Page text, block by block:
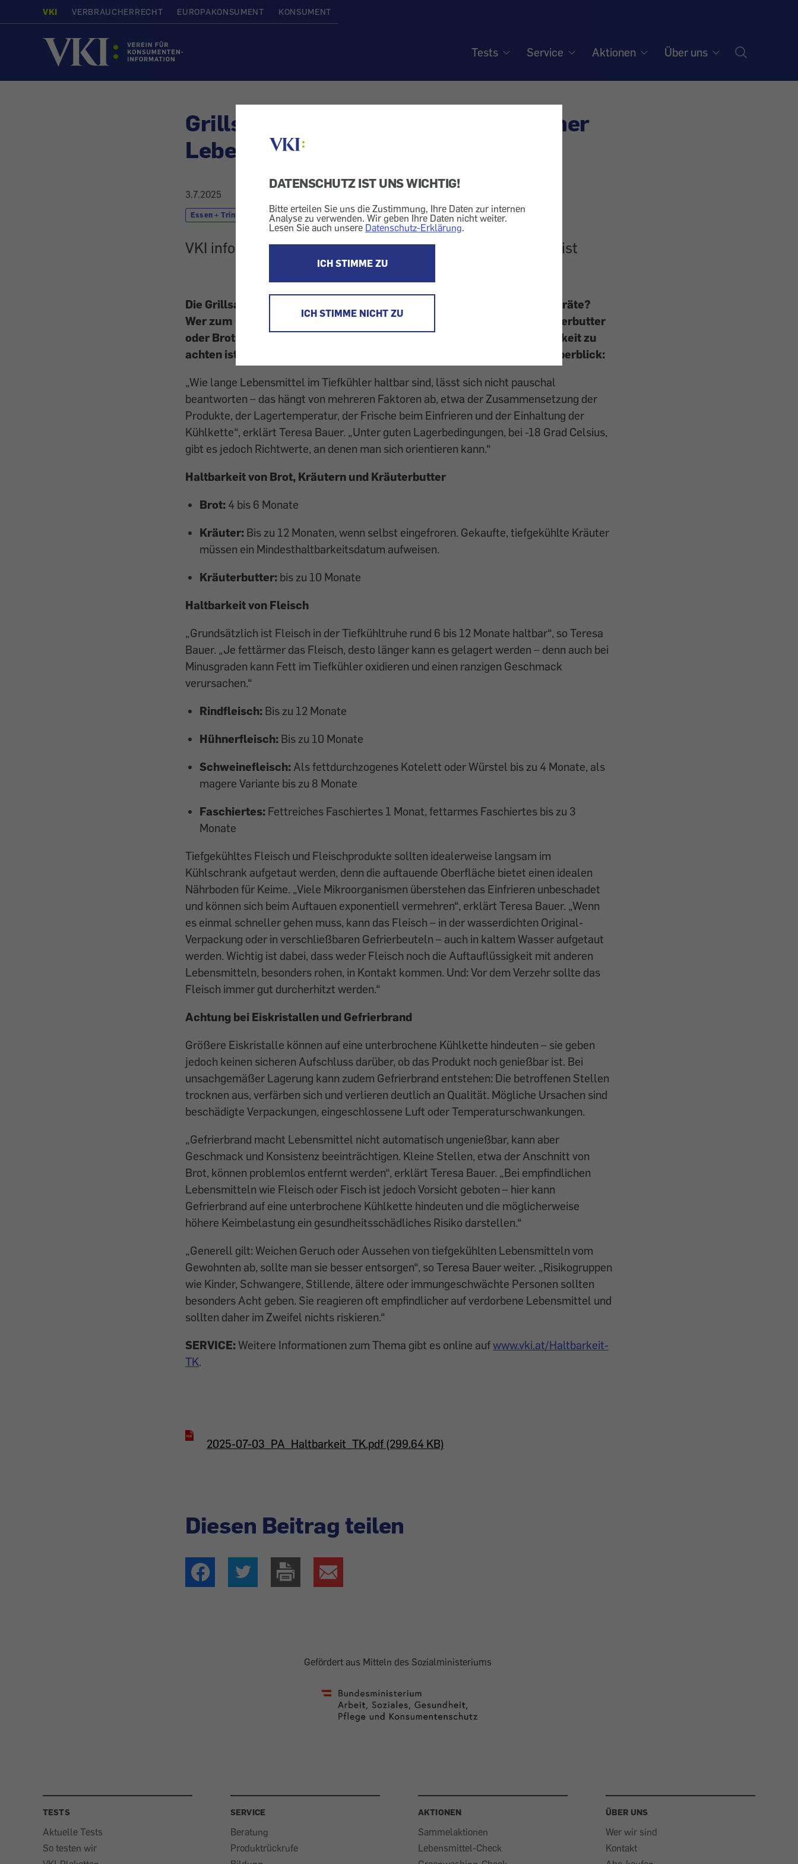
DATENSCHUTZ IST UNS WICHTIG!
Bitte erteilen Sie uns die Zustimmung, Ihre Daten zur internen
Analyse zu verwenden. Wir geben Ihre Daten nicht weiter.
Lesen Sie auch unsere Datenschutz-Erklärung.
ICH STIMME ZU
ICH STIMME NICHT ZU
VKI VERBRAUCHERRECHT EUROPAKONSUMENT KONSUMENT
Startseite
Tests Service Aktionen Über uns
Grillsaison – Haltbarkeit eingefrorener
Lebensmittel
3.7.2025
Essen + Trinken
VKI informiert, was bei der Tiefkühllagerung zu beachten ist
Die Grillsaison läuft auf Hochtouren – doch wie steht es um Tiefkühlvorräte?
Wer zum Grillen auf eingefrorene Vorräte wie Koteletts, Würstel, Kräuterbutter
oder Brot zurückgreift, sollte wissen, worauf bei Lagerung und Haltbarkeit zu
achten ist. VKI-Ernährungswissenschafterin Teresa Bauer gibt einen Überblick:
„Wie lange Lebensmittel im Tiefkühler haltbar sind, lässt sich nicht pauschal
beantworten – das hängt von mehreren Faktoren ab, etwa der Zusammensetzung der
Produkte, der Lagertemperatur, der Frische beim Einfrieren und der Einhaltung der
Kühlkette“, erklärt Teresa Bauer. „Unter guten Lagerbedingungen, bei -18 Grad Celsius,
gibt es jedoch Richtwerte, an denen man sich orientieren kann.“
Haltbarkeit von Brot, Kräutern und Kräuterbutter
Brot: 4 bis 6 Monate
Kräuter: Bis zu 12 Monaten, wenn selbst eingefroren. Gekaufte, tiefgekühlte Kräuter
müssen ein Mindesthaltbarkeitsdatum aufweisen.
Kräuterbutter: bis zu 10 Monate
Haltbarkeit von Fleisch
„Grundsätzlich ist Fleisch in der Tiefkühltruhe rund 6 bis 12 Monate haltbar“, so Teresa
Bauer. „Je fettärmer das Fleisch, desto länger kann es gelagert werden – denn auch bei
Minusgraden kann Fett im Tiefkühler oxidieren und einen ranzigen Geschmack
verursachen.“
Rindfleisch: Bis zu 12 Monate
Hühnerfleisch: Bis zu 10 Monate
Schweinefleisch: Als fettdurchzogenes Kotelett oder Würstel bis zu 4 Monate, als
magere Variante bis zu 8 Monate
Faschiertes: Fettreiches Faschiertes 1 Monat, fettarmes Faschiertes bis zu 3
Monate
Tiefgekühltes Fleisch und Fleischprodukte sollten idealerweise langsam im
Kühlschrank aufgetaut werden, denn die auftauende Oberfläche bietet einen idealen
Nährboden für Keime. „Viele Mikroorganismen überstehen das Einfrieren unbeschadet
und können sich beim Auftauen exponentiell vermehren“, erklärt Teresa Bauer. „Wenn
es einmal schneller gehen muss, kann das Fleisch – in der wasserdichten Original-
Verpackung oder in verschließbaren Gefrierbeuteln – auch in kaltem Wasser aufgetaut
werden. Wichtig ist dabei, dass weder Fleisch noch die Auftauflüssigkeit mit anderen
Lebensmitteln, besonders rohen, in Kontakt kommen. Und: Vor dem Verzehr sollte das
Fleisch immer gut durcherhitzt werden.“
Achtung bei Eiskristallen und Gefrierbrand
Größere Eiskristalle können auf eine unterbrochene Kühlkette hindeuten – sie geben
jedoch keinen sicheren Aufschluss darüber, ob das Produkt noch genießbar ist. Bei
unsachgemäßer Lagerung kann zudem Gefrierbrand entstehen: Die betroffenen Stellen
trocknen aus, verfärben sich und verlieren deutlich an Qualität. Mögliche Ursachen sind
beschädigte Verpackungen, eingeschlossene Luft oder Temperaturschwankungen.
„Gefrierbrand macht Lebensmittel nicht automatisch ungenießbar, kann aber
Geschmack und Konsistenz beeinträchtigen. Kleine Stellen, etwa der Anschnitt von
Brot, können problemlos entfernt werden“, erklärt Teresa Bauer. „Bei empfindlichen
Lebensmitteln wie Fleisch oder Fisch ist jedoch Vorsicht geboten – hier kann
Gefrierbrand auf eine unterbrochene Kühlkette hindeuten und die möglicherweise
höhere Keimbelastung ein gesundheitsschädliches Risiko darstellen.“
„Generell gilt: Weichen Geruch oder Aussehen von tiefgekühlten Lebensmitteln vom
Gewohnten ab, sollte man sie besser entsorgen“, so Teresa Bauer weiter. „Risikogruppen
wie Kinder, Schwangere, Stillende, ältere oder immungeschwächte Personen sollten
besonders Acht geben. Sie reagieren oft empfindlicher auf verdorbene Lebensmittel und
sollten daher im Zweifel nichts riskieren.“
SERVICE: Weitere Informationen zum Thema gibt es online aufwww.vki.at/Haltbarkeit-
TK.
2025-07-03_PA_Haltbarkeit_TK.pdf (299.64 KB)
Diesen Beitrag teilen
Gefördert aus Mitteln des Sozialministeriums
TESTS
Aktuelle Tests
So testen wir
SERVICE
Beratung
Produktrückrufe
AKTIONEN
Sammelaktionen
Lebensmittel-Check
ÜBER UNS
Wer wir sind
Kontakt